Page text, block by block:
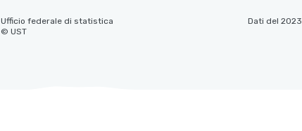
Dati del 2023
Ufficio federale di statistica
© UST